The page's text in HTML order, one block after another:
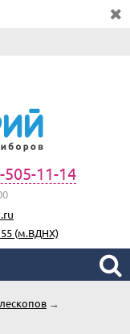
505-11-14
55 (м.ВДНХ)
→